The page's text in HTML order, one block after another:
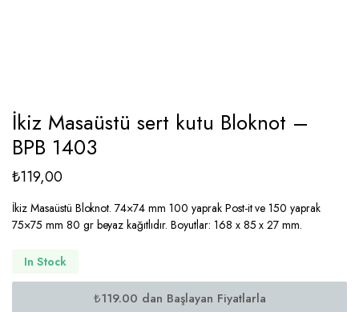
İkiz Masaüstü sert kutu Bloknot –
BPB 1403
₺119,00
İkiz Masaüstü Bloknot. 74×74 mm 100 yaprak Post-it ve 150 yaprak
75×75 mm 80 gr beyaz kağıtlıdır. Boyutlar: 168 x 85 x 27 mm.
In Stock